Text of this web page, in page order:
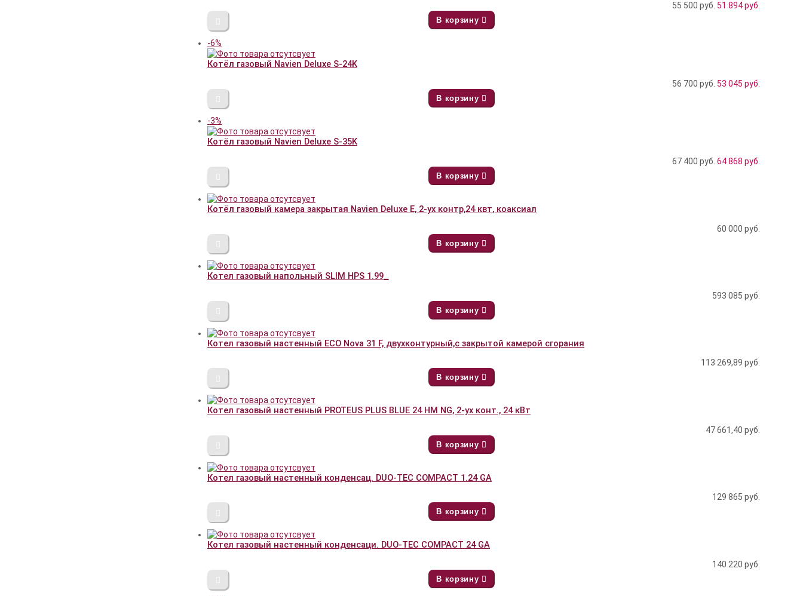
55 500 руб. 51 894руб.
В корзину
-6%
Котёл газовый Navien Deluxe S-24K
56 700 руб. 53 045 руб.
В корзину
-3%
Котёл газовый Navien Deluxe S-35K
67 400 руб. 64 868 руб.
В корзину
Котёл газовый камера закрытая Navien Deluxe E, 2-ух контр,24 квт, коаксиал
60 000 руб.
В корзину
Котел газовый напольный SLIM HPS 1.99_
593 085 руб.
В корзину
Котел газовый настенный ECO Nova 31 F, двухконтурный,с закрытой камерой сгорания
113 269,89 руб.
В корзину
Котел газовый настенный PROTEUS PLUS BLUE 24 HM NG, 2-ух конт., 24 кВт
47 661,40 руб.
В корзину
Котел газовый настенный конденсац. DUO-TEC COMPACT 1.24 GA
129 865 руб.
В корзину
Котел газовый настенный конденсаци. DUO-TEC COMPACT 24 GA
140 220 руб.
В корзину